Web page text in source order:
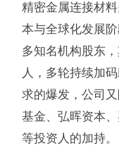
精密金属连接材
本与全球化发展
多知名机构股东
人，多轮持续加
求的爆发，公司
基金、弘晖资本
等投资人的加持。